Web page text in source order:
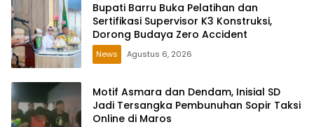
Bupati Barru Buka Pelatihan dan
Sertifikasi Supervisor K3 Konstruksi,
Dorong Budaya Zero Accident
News Agustus 6, 2026
Motif Asmara dan Dendam, Inisial SD
Jadi Tersangka Pembunuhan Sopir Taksi
Online di Maros